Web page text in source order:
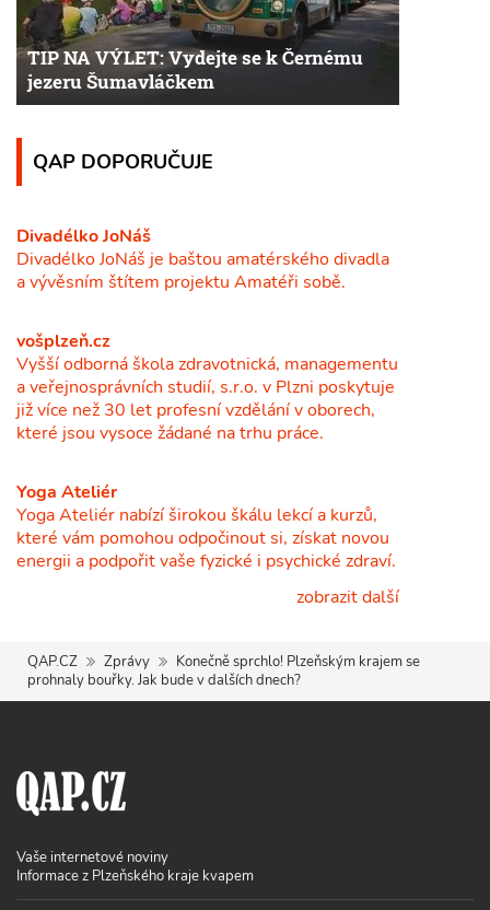
TIP NA VÝLET: Vydejte se k Černému
jezeru Šumavláčkem
QAP DOPORUČUJE
Divadélko JoNáš
Divadélko JoNáš je baštou amatérského divadla
a vývěsním štítem projektu Amatéři sobě.
vošplzeň.cz
Vyšší odborná škola zdravotnická, managementu
a veřejnosprávních studií, s.r.o. v Plzni poskytuje
již více než 30 let profesní vzdělání v oborech,
které jsou vysoce žádané na trhu práce.
Yoga Ateliér
Yoga Ateliér nabízí širokou škálu lekcí a kurzů,
které vám pomohou odpočinout si, získat novou
energii a podpořit vaše fyzické i psychické zdraví.
zobrazit další
QAP.CZ Zprávy
Konečně sprchlo! Plzeňským krajem se
prohnaly bouřky. Jak bude v dalších dnech?
Vaše internetové noviny
Informace z Plzeňského kraje kvapem